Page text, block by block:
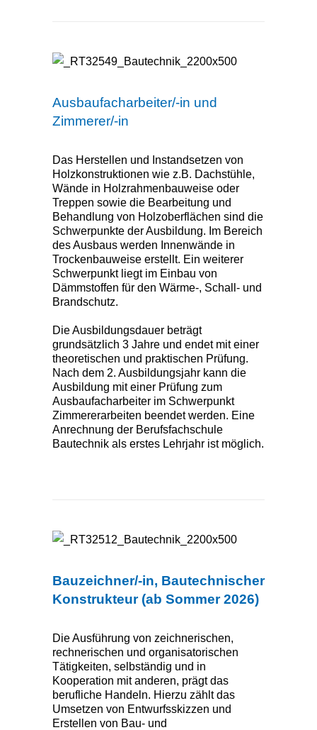
Ausbaufacharbeiter/-in und
Zimmerer/-in
Das Herstellen und Instandsetzen von
Holzkonstruktionen wie z.B. Dachstühle,
Wände in Holzrahmenbauweise oder
Treppen sowie die Bearbeitung und
Behandlung von Holzoberflächen sind die
Schwerpunkte der Ausbildung. Im Bereich
des Ausbaus werden Innenwände in
Trockenbauweise erstellt. Ein weiterer
Schwerpunkt liegt im Einbau von
Dämmstoffen für den Wärme-, Schall- und
Brandschutz.
Die Ausbildungsdauer beträgt
grundsätzlich 3 Jahre und endet mit einer
theoretischen und praktischen Prüfung.
Nach dem 2. Ausbildungsjahr kann die
Ausbildung mit einer Prüfung zum
Ausbaufacharbeiter im Schwerpunkt
Zimmererarbeiten beendet werden. Eine
Anrechnung der Berufsfachschule
Bautechnik als erstes Lehrjahr ist möglich.
Bauzeichner/-in, Bautechnischer
Konstrukteur (ab Sommer 2026)
Die Ausführung von zeichnerischen,
rechnerischen und organisatorischen
Tätigkeiten, selbständig und in
Kooperation mit anderen, prägt das
berufliche Handeln. Hierzu zählt das
Umsetzen von Entwurfsskizzen und
Erstellen von Bau- und